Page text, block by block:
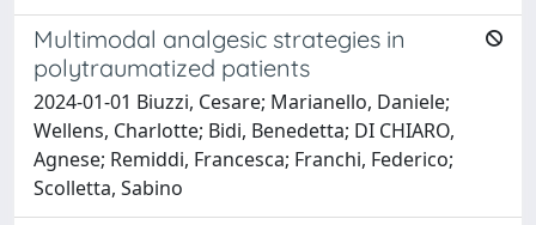
Multimodal analgesic strategies in
polytraumatized patients
2024-01-01 Biuzzi, Cesare; Marianello, Daniele;
Wellens, Charlotte; Bidi, Benedetta; DI CHIARO,
Agnese; Remiddi, Francesca; Franchi, Federico;
Scolletta, Sabino